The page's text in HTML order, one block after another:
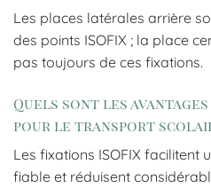
Les places latérales arrière
des points ISOFIX ; la place
pas toujours de ces fixations.
Quels sont les avantages
pour le transport
Les fixations ISOFIX facilitent
fiable et réduisent